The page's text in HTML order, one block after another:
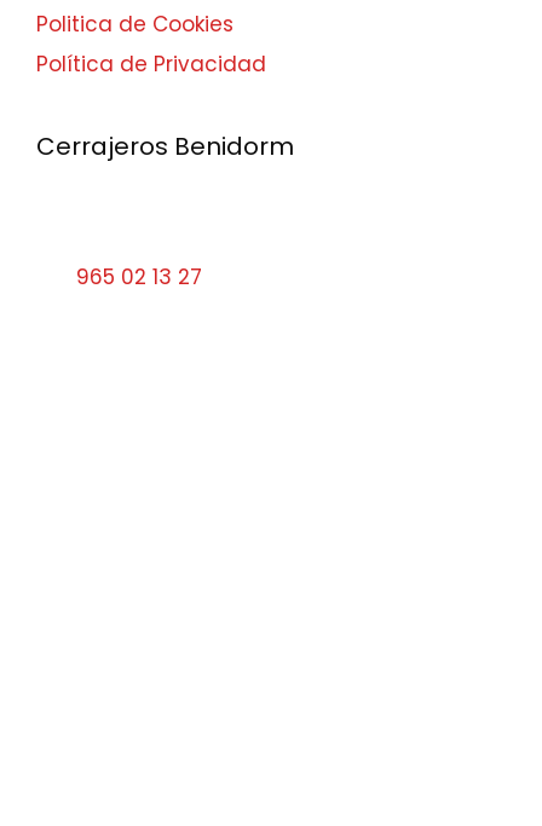
Politica de Cookies
Política de Privacidad
Cerrajeros Benidorm
965 02 13 27